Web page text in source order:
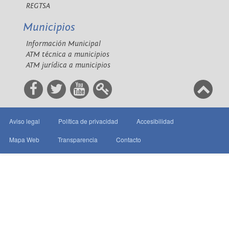
REGTSA
Municipios
Información Municipal
ATM técnica a municipios
ATM jurídica a municipios
Aviso legal Política de privacidad Accesibilidad
Mapa Web Transparencia Contacto